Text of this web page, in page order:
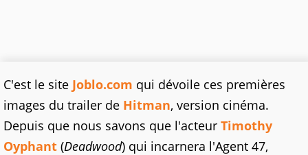
C'est le site Joblo.com qui dévoile ces premières
images du trailer de Hitman, version cinéma.
Depuis que nous savons que l'acteur Timothy
Oyphant (Deadwood) qui incarnera l'Agent 47,